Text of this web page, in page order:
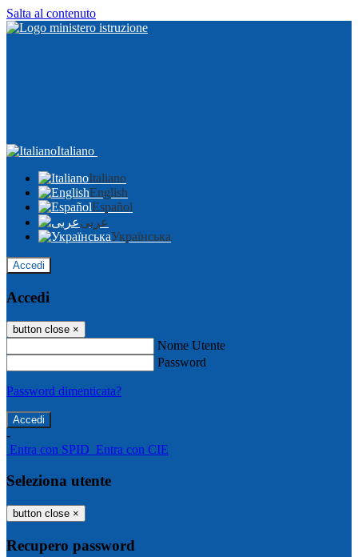
Salta al contenuto
Italiano
Italiano
English
Español
عربى
Українська
Accedi
Accedi
button close ×
Nome Utente
Password
Password dimenticata?
-
Entra con SPID Entra con CIE
Seleziona utente
button close ×
Recupero password